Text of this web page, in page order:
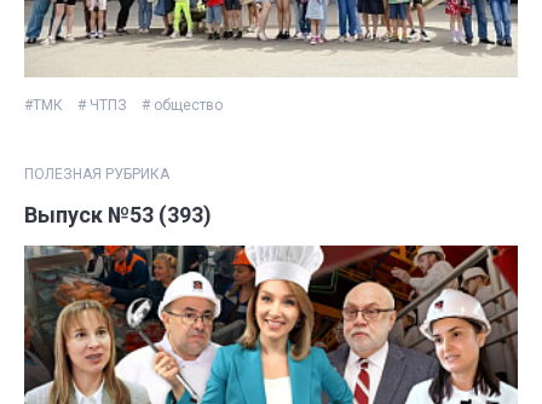
#ТМК # ЧТПЗ # общество
ПОЛЕЗНАЯ РУБРИКА
Выпуск №53 (393)